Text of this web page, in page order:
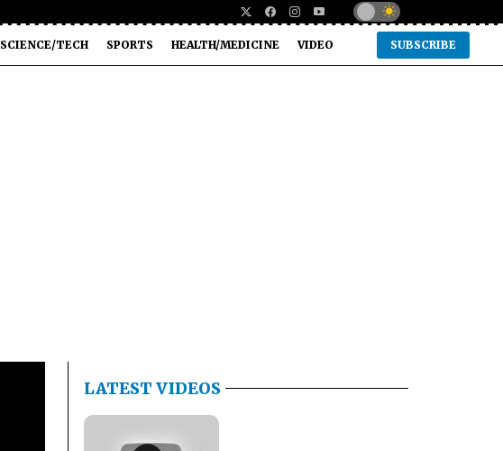
SCIENCE/TECH SPORTS HEALTH/MEDICINE VIDEO SUBSCRIBE
LATEST VIDEOS